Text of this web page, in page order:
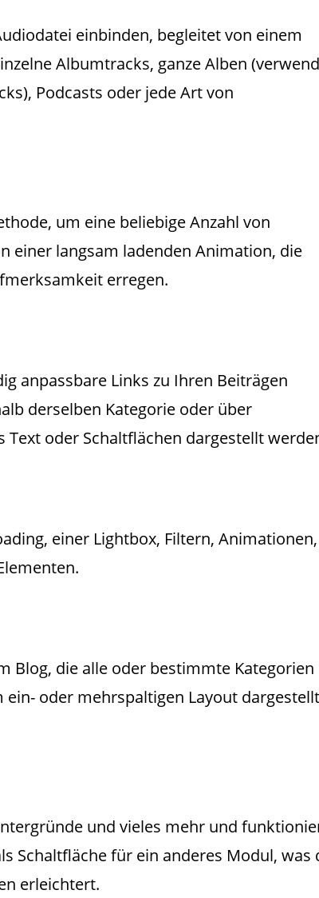
einbinden, begleitet von einem
Albumtracks, ganze Alben
Podcasts oder jede Art von
um eine beliebige Anzahl von
einer langsam ladenden Animation, die
erregen.
anpassbare Links zu Ihren Beiträgen
derselben Kategorie oder über
Text oder Schaltflächen dargestellt
einer Lightbox, Filtern, Animationen,
Blog, die alle oder bestimmte Kategorien
oder mehrspaltigen Layout
und vieles mehr und
Schaltfläche für ein anderes Modul, was
erleichtert.